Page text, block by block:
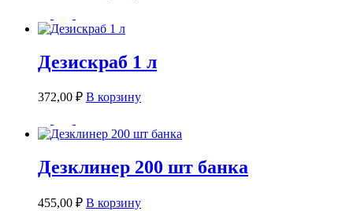
Дезискраб 1 л
372,00 ₽ В корзину
Дезклинер 200 шт банка
455,00 ₽ В корзину